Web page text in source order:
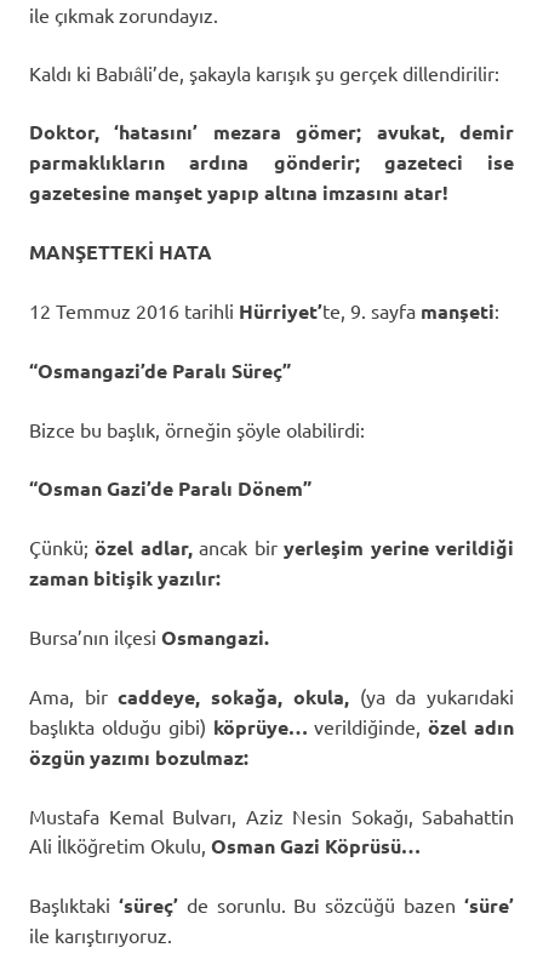
ile çıkmak zorundayız.
Kaldı ki Babıâli’de, şakayla karışık şu gerçek dillendirilir:
Doktor, ‘hatasını’ mezara gömer; avukat, demir
parmaklıkların ardına gönderir; gazeteci ise
gazetesine manşet yapıp altına imzasını atar!
MANŞETTEKİ HATA
12 Temmuz 2016 tarihli Hürriyet’te, 9. sayfa manşeti:
“Osmangazi’de Paralı Süreç”
Bizce bu başlık, örneğin şöyle olabilirdi:
“Osman Gazi’de Paralı Dönem”
Çünkü;özel adlar, ancak biryerleşim yerine verildiği
zaman bitişik yazılır:
Bursa’nın ilçesi Osmangazi.
Ama, bircaddeye, sokağa, okula, (ya da yukarıdaki
başlıkta olduğu gibi) köprüye… verildiğinde, özel adın
özgün yazımı bozulmaz:
Mustafa Kemal Bulvarı, Aziz Nesin Sokağı, Sabahattin
Ali İlköğretim Okulu, Osman Gazi Köprüsü…
Başlıktaki ‘süreç’de sorunlu. Bu sözcüğü bazen‘süre’
ile karıştırıyoruz.